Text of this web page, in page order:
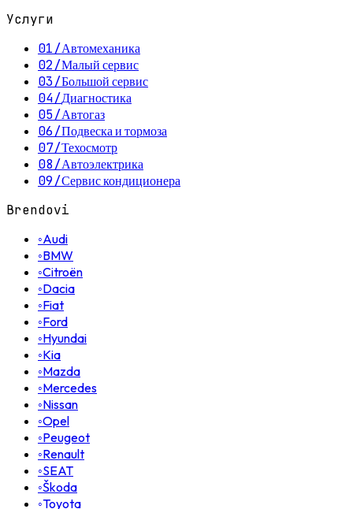
Услуги
01/Автомеханика
02/Малый сервис
03/Большой сервис
04/Диагностика
05/Автогаз
06/Подвеска и тормоза
07/Техосмотр
08/Автоэлектрика
09/Сервис кондиционера
Brendovi
◦Audi
◦BMW
◦Citroën
◦Dacia
◦Fiat
◦Ford
◦Hyundai
◦Kia
◦Mazda
◦Mercedes
◦Nissan
◦Opel
◦Peugeot
◦Renault
◦SEAT
◦Škoda
◦Toyota